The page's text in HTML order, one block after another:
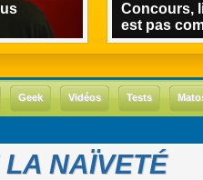
Concours,
est pas
Geek Vidéos Tests
LA NAÏVETÉ